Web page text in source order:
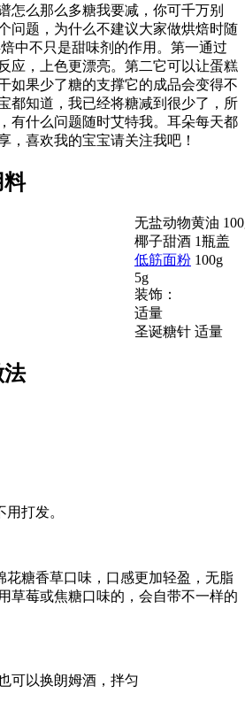
怎么那么多糖我要减，你可千万别
问题，为什么不建议大家做烘焙时随
中不只是甜味剂的作用。第一通过
应，上色更漂亮。第二它可以让蛋糕
如果少了糖的支撑它的成品会变得不
都知道，我已经将糖减到很少了，所
有什么问题随时艾特我。耳朵每天都
，喜欢我的宝宝请关注我吧！
料
无盐动物黄油
椰子甜酒 1瓶盖
低筋面粉 100g
5g
装饰：
适量
圣诞糖针 适量
法
打发。
花糖香草口味，口感更加轻盈，无脂
草莓或焦糖口味的，会自带不一样的
可以换朗姆酒，拌匀